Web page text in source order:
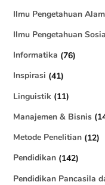
Ilmu Pengetahuan Alam
Ilmu Pengetahuan
Informatika (76)
Inspirasi (41)
Linguistik (11)
Manajemen & Bisnis
Metode Penelitian (12)
Pendidikan (142)
Pendidikan Pancasila